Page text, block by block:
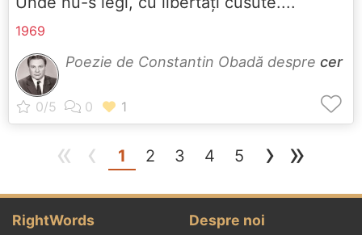
1969
Poezie de Constantin Obadă despre cer
« ‹ 1 (current)
2 3 4 5 › »
RightWords Despre noi